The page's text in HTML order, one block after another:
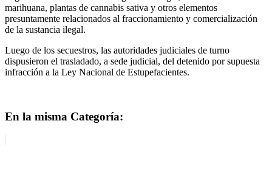
marihuana, plantas de cannabis sativa y otros elementos
presuntamente relacionados al fraccionamiento y comercialización
de la sustancia ilegal.
Luego de los secuestros, las autoridades judiciales de turno
dispusieron el trasladado, a sede judicial, del detenido por supuesta
infracción a la Ley Nacional de Estupefacientes.
En la misma Categoría: